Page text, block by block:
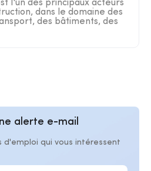
l'un des principaux acteurs
dans le domaine des
des bâtiments, des
alerte e-mail
qui vous intéressent